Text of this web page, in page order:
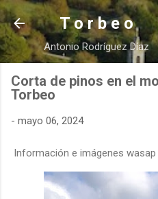
Ir al
T o r b e o
Antonio Rodríguez Díaz
Corta de pinos en el
Torbeo
- mayo 06, 2024
Información e imágenes